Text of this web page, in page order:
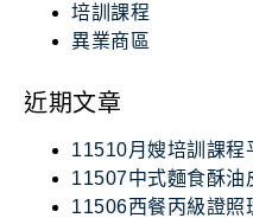
培訓課程
異業商區
近期文章
11510月嫂培訓課程
11507中式麵食酥油
11506西餐丙級證照